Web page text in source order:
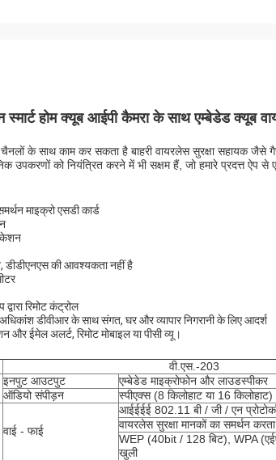
होम क्यूब आईपी कैमरा के साथ एम्बेडेड क्यूब
के साथ काम कर सकता है बाहरी वायरलेस सुरक्षा सहायक जैसे
उपकरणों को नियंत्रित करने में भी सक्षम हैं, जो हमारे प्रदत्त
माइक्रो एसडी कार्ड
डीडीएनएस की आवश्यकता नहीं है
रिमोट कंट्रोल
डीवीआर के साथ संगत, घर और व्यापार निगरानी के लिए आदर्श
और ईमेल अलर्ट, रिमोट मोबाइल या पीसी व्यू।
वी.एस.-203
इनपुट आउटपुट
एम्बेडेड माइक्रोफोन और लाउडस्पीकर
ऑडियो संपीड़न
स्पीएक्स (8 किलोहाट या 16 किलोहाट)
वाई - फाई
आईईईई 802.11 बी / जी / एन
वायरलेस सुरक्षा मानकों का समर्थन
WEP (40bit / 128 बिट), WPA
खुली